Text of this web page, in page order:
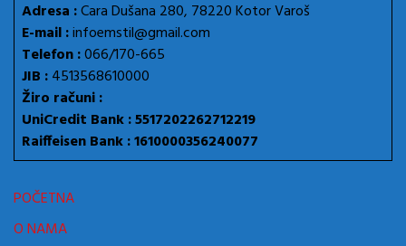
Adresa :Cara Dušana 280, 78220 Kotor Varoš
E-mail :infoemstil@gmail.com
Telefon :066/170-665
JIB :4513568610000
Žiro računi :
UniCredit Bank : 5517202262712219
Raiffeisen Bank : 1610000356240077
POČETNA
O NAMA